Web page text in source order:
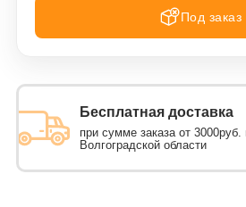
Под заказ
Бесплатная доставка
при сумме заказа от
Волгоградской области